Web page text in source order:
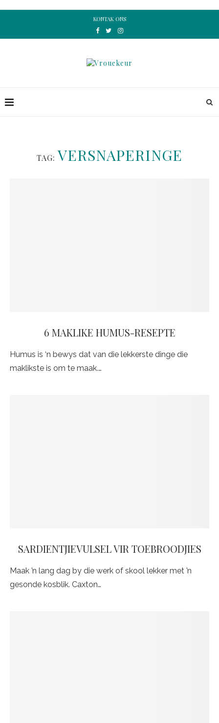
KONTAK ONS
TAG: VERSNAPERINGE
6 MAKLIKE HUMUS-RESEPTE
Humus is ‘n bewys dat van die lekkerste dinge die
maklikste is om te maak.…
SARDIENTJIEVULSEL VIR TOEBROODJIES
Maak ’n lang dag by die werk of skool lekker met ’n
gesonde kosblik. Caxton…